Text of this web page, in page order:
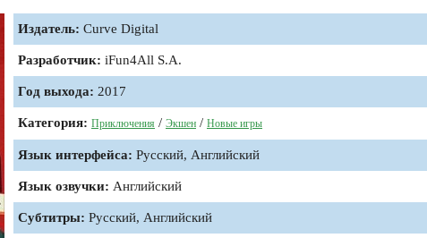
Издатель: Curve Digital
Разработчик: iFun4All S.A.
Год выхода: 2017
Категория: Приключения / Экшен / Новые игры
Язык интерфейса: Русский, Английский
Язык озвучки: Английский
Субтитры: Русский, Английский